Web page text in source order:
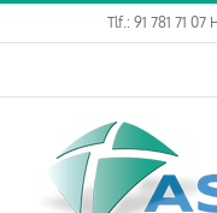
al
Tlf.: 91 781 71